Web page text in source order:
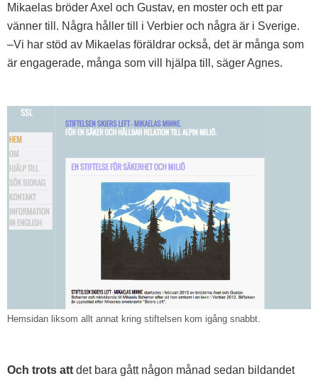
Mikaelas bröder Axel och Gustav, en moster och ett par
vänner till. Några håller till i Verbier och några är i Sverige.
–Vi har stöd av Mikaelas föräldrar också, det är många som
är engagerade, många som vill hjälpa till, säger Agnes.
Hemsidan liksom allt annat kring stiftelsen kom igång snabbt.
Och trots att det bara gått någon månad sedan bildandet